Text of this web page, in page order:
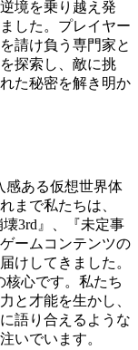
境を乗り越え発
した。プレイヤー
請け負う専門家と
探索し、敵に挑
た秘密を解き明か
感ある仮想世界体
まで私たちは、
3rd』、『未定事
ームコンテンツの
けしてきました。
核心です。私たち
と才能を生かし、
語り合えるような
いでいます。